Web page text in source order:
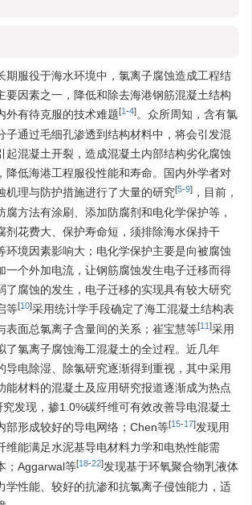
期服役于海水环境中，氯离子腐蚀造成工程结
要因素之一，降低和除去海港钢筋混凝土结构
外有待克服的技术难题[1-4]。众所周知，含有氯
子通过毛细孔渗透到结构材料中，将会引发混
起混凝土开裂，造成混凝土内部结构劣化腐蚀
降低海港工程服役性能和寿命。国内外学者对
机理与防护措施进行了大量的研究[5-9] ，目前，
腐方法有涂刷、添加防腐剂和电化学保护等，
剂花费大、保护寿命短，须排除海水保持干
环境因素影响大；电化学保护主要是向被腐蚀
一个外加电流，让钢筋腐蚀发生电子迁移而得
了腐蚀的发生，电子迁移的实现具有较大研究
等[10]采用统计学手段确定了海工混凝土结构表
表面总氯离子含量间的关系；崔宝慧等[11]采用
了氯离子腐蚀海工混凝土的全过程。近几年
导电除湿、除氯研究逐渐得到重视，其中采用
能材料的混凝土及应用研究报道逐渐成为热点
究发现，掺1.0%碳纤维可有效改善导电混凝土
部形成较好的导电网络；Chen等[15-17]发现用
维能满足水泥基导电材料力学和电热性能需
；Aggarwal等[18-22]发现基于环氧聚合物乳液体
学性能、较好的抗渗和抗氯离子侵蚀能力，适